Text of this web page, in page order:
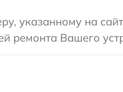
указанному на
ремонта Вашего